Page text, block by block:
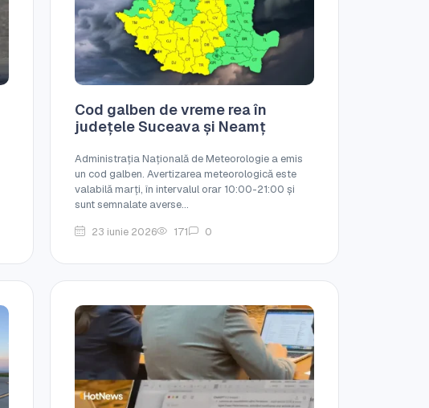
Cod galben de vreme rea în
județele Suceava și Neamț
Administrația Națională de Meteorologie a emis
un cod galben. Avertizarea meteorologică este
valabilă marți, în intervalul orar 10:00-21:00 și
sunt semnalate averse...
23 iunie 2026
171 0